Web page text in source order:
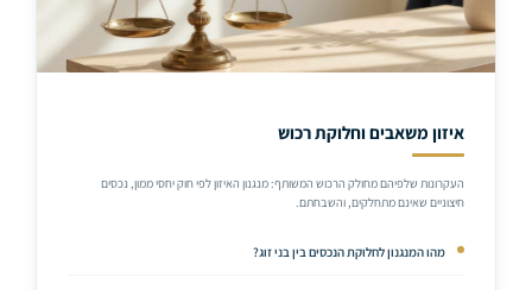
איזון משאבים וחלוקת רכוש
העקרונות שלפיהם מחולק הרכוש המשותף: מנגנון האיזון לפי חוק יחסי ממון, נכסים
חיצוניים שאינם מתחלקים, והשבחתם.
מהו המנגנון לחלוקת הנכסים בין בני זוג?